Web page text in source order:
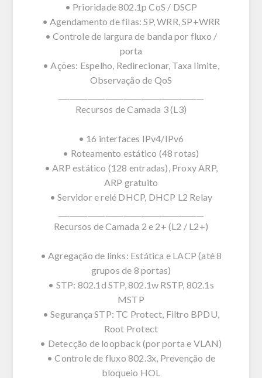
• Prioridade 802.1p CoS / DSCP
• Agendamento de filas: SP, WRR, SP+WRR
• Controle de largura de banda por fluxo /
porta
• Ações: Espelho, Redirecionar, Taxa limite,
Observação de QoS
Recursos de Camada 3 (L3)
• 16 interfaces IPv4/IPv6
• Roteamento estático (48 rotas)
• ARP estático (128 entradas), Proxy ARP,
ARP gratuito
• Servidor e relé DHCP, DHCP L2 Relay
Recursos de Camada 2 e 2+ (L2 / L2+)
• Agregação de links: Estática e LACP (até 8
grupos de 8 portas)
• STP: 802.1d STP, 802.1w RSTP, 802.1s
MSTP
• Segurança STP: TC Protect, Filtro BPDU,
Root Protect
• Detecção de loopback (por porta e VLAN)
• Controle de fluxo 802.3x, Prevenção de
bloqueio HOL